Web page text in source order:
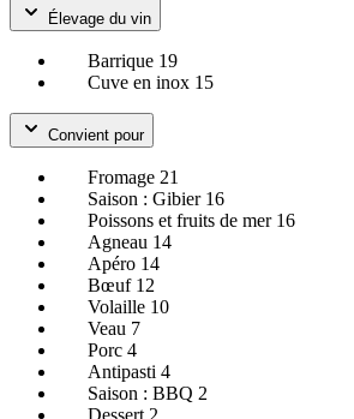
Élevage du vin
Barrique 19
Cuve en inox 15
Convient pour
Fromage 21
Saison : Gibier 16
Poissons et fruits de mer 16
Agneau 14
Apéro 14
Bœuf 12
Volaille 10
Veau 7
Porc 4
Antipasti 4
Saison : BBQ 2
Dessert 2